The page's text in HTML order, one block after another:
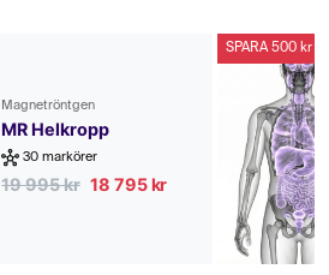
Magnetröntgen
MR Helkropp
30 markörer
19 995 kr 18 795 kr
SPARA 500 kr